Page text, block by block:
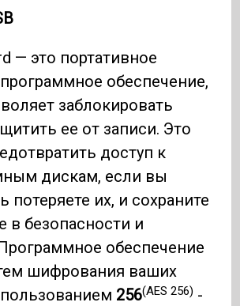
— это портативное
обеспечение,
заблокировать
ее от записи. Это
доступ к
дискам, если вы
потеряете их, и сохраните
в безопасности и
обеспечение
шифрования ваших
256(AES 256) -